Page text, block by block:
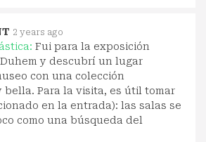
2 years ago
Fui para la exposición
y descubrí un lugar
con una colección
bella. Para la visita, es útil tomar
en la entrada): las salas se
como una búsqueda del